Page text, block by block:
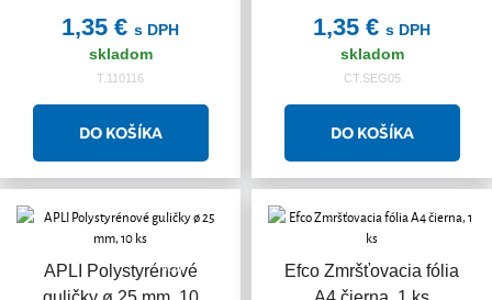
1,35 € s DPH
skladom
T.110116
1,35 € s DPH
skladom
CT.SEG05
APLI Polystyrénové
Akcia
Efco Zmršťovacia fólia